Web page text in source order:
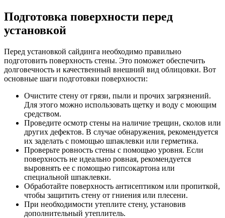
Подготовка поверхности перед
установкой
Перед установкой сайдинга необходимо правильно
подготовить поверхность стены. Это поможет обеспечить
долговечность и качественный внешний вид облицовки. Вот
основные шаги подготовки поверхности:
Очистите стену от грязи, пыли и прочих загрязнений.
Для этого можно использовать щетку и воду с моющим
средством.
Проведите осмотр стены на наличие трещин, сколов или
других дефектов. В случае обнаружения, рекомендуется
их заделать с помощью шпаклевки или герметика.
Проверьте ровность стены с помощью уровня. Если
поверхность не идеально ровная, рекомендуется
выровнять ее с помощью гипсокартона или
специальной шпаклевки.
Обработайте поверхность антисептиком или пропиткой,
чтобы защитить стену от гниения или плесени.
При необходимости утеплите стену, установив
дополнительный утеплитель.